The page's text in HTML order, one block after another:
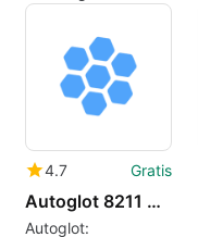
Falang voor Divi Lite
4.7 Gratis
Autoglot 8211 Automatic WordPress Translation
Autoglot: